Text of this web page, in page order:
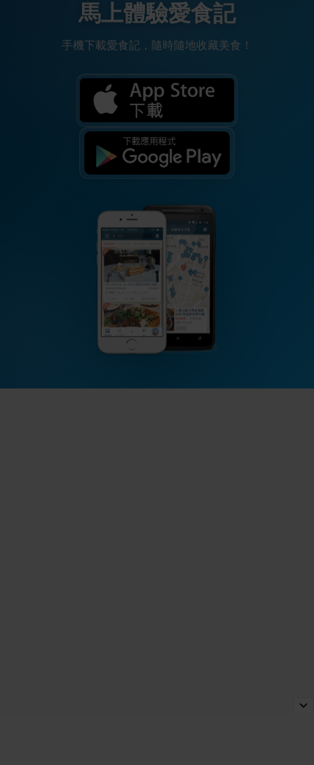
馬上體驗愛食記
手機下載愛食記，隨時隨地收藏美食！